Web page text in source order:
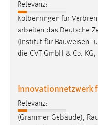
Relevanz:
Kolbenringen für
arbeiten das Deutsche
(Institut für Bauweisen-
die CVT GmbH & Co.
Innovationnetzwerk
Relevanz:
(Grammer Gebäude),